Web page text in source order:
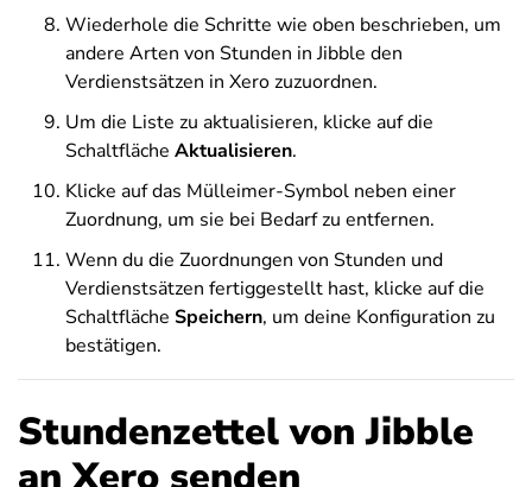
Wiederhole die Schritte wie oben beschrieben, um
andere Arten von Stunden in Jibble den
Verdienstsätzen in Xero zuzuordnen.
Um die Liste zu aktualisieren, klicke auf die
Schaltfläche Aktualisieren.
Klicke auf das Mülleimer-Symbol neben einer
Zuordnung, um sie bei Bedarf zu entfernen.
Wenn du die Zuordnungen von Stunden und
Verdienstsätzen fertiggestellt hast, klicke auf die
Schaltfläche Speichern, um deine Konfiguration zu
bestätigen.
Stundenzettel von Jibble